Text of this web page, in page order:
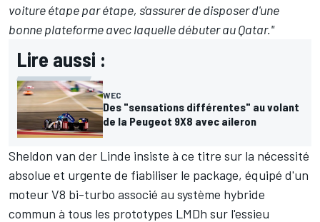
voiture étape par étape, s'assurer de disposer d'une
bonne plateforme avec laquelle débuter au Qatar."
Lire aussi :
WEC
Des "sensations différentes" au volant
de la Peugeot 9X8 avec aileron
Sheldon van der Linde insiste à ce titre sur la nécessité
absolue et urgente de fiabiliser le package, équipé d'un
moteur V8 bi-turbo associé au système hybride
commun à tous les prototypes LMDh sur l'essieu